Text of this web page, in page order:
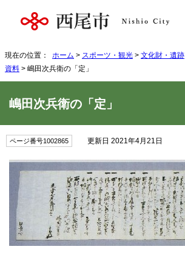
現在の位置： ホーム > スポーツ・観光 > 文化財・遺跡
資料 > 嶋田次兵衛の「定」
嶋田次兵衛の「定」
ページ番号1002865 更新日 2021年4月21日